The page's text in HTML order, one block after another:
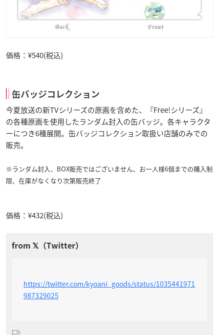
価格：¥540(税込)
缶バッジコレクション
今夏放送の新TVシリーズの原画を含めた、『Free!シリーズ』
の各種原画を使用したランダム封入の缶バッジ。各キャラクタ
ーにつき6種展開。缶バッジコレクション取扱い店舗のみでの
販売。
※ランダム封入、BOX販売ではございません、お一人様6個までの購入制
限、在庫がなくなり次第販売終了
価格：¥432(税込)
https://twitter.com/kyoani_goods/status/1035441971
987329025